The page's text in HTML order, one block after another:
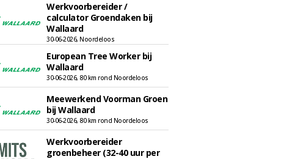
Werkvoorbereider /
calculator Groendaken bij
Wallaard
30-06-2026, Noordeloos
European Tree Worker bij
Wallaard
30-06-2026, 80 km rond Noordeloos
Meewerkend Voorman Groen
bij Wallaard
30-06-2026, 80 km rond Noordeloos
Werkvoorbereider
groenbeheer (32-40 uur per